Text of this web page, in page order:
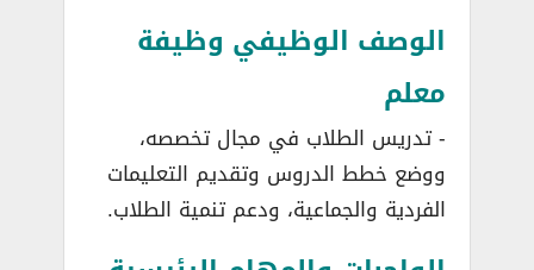
الوصف الوظيفي وظيفة
معلم
­- تدريس الطلاب في مجال تخصصه،
ووضع خطط الدروس وتقديم التعليمات
الفردية والجماعية، ودعم تنمية الطلاب.